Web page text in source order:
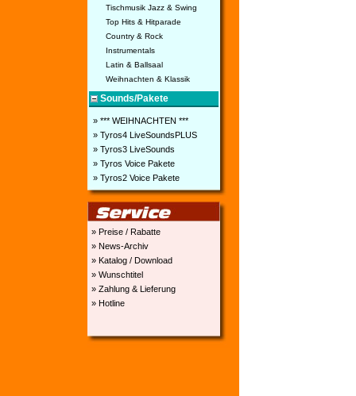
Tischmusik Jazz & Swing
Top Hits & Hitparade
Country & Rock
Instrumentals
Latin & Ballsaal
Weihnachten & Klassik
Sounds/Pakete
» *** WEIHNACHTEN ***
» Tyros4 LiveSoundsPLUS
» Tyros3 LiveSounds
» Tyros Voice Pakete
» Tyros2 Voice Pakete
» Preise / Rabatte
» News-Archiv
» Katalog / Download
» Wunschtitel
» Zahlung & Lieferung
» Hotline